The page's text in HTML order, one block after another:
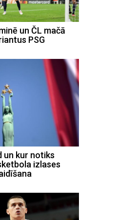
un ČL mačā
PSG
un kur notiks
izlases